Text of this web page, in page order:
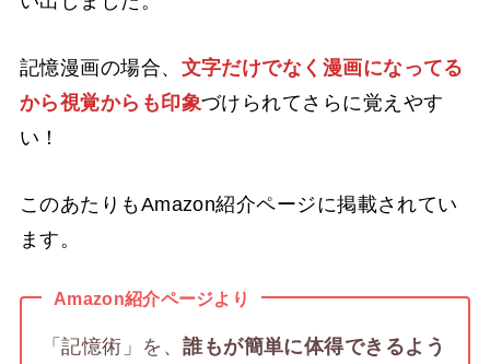
記憶漫画の場合、 文字だけでなく漫画になってる
から視覚からも印象づけられてさらに覚えやす
い！
このあたりもAmazon紹介ページに掲載されてい
ます。
Amazon紹介ページより
「記憶術」を、誰もが簡単に体得できるよう